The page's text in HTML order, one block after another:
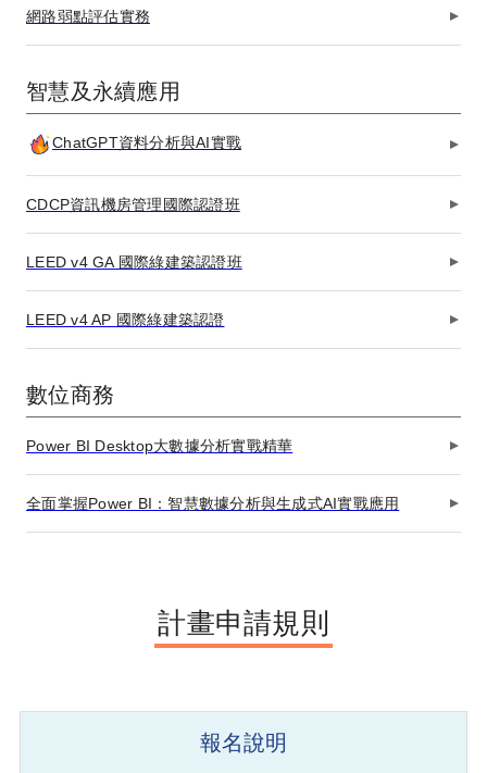
網路弱點評估實務
智慧及永續應用
ChatGPT資料分析與AI實戰
CDCP資訊機房管理國際認證班
LEED v4 GA 國際綠建築認證班
LEED v4 AP 國際綠建築認證
數位商務
Power BI Desktop大數據分析實戰精華
全面掌握Power BI：智慧數據分析與生成式AI實戰應用
計畫申請規則
報名說明